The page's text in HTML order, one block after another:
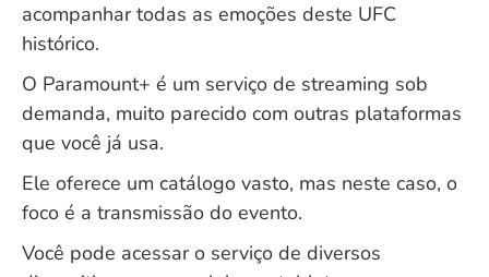
acompanhar todas as emoções deste UFC
histórico.
O Paramount+ é um serviço de streaming sob
demanda, muito parecido com outras plataformas
que você já usa.
Ele oferece um catálogo vasto, mas neste caso, o
foco é a transmissão do evento.
Você pode acessar o serviço de diversos